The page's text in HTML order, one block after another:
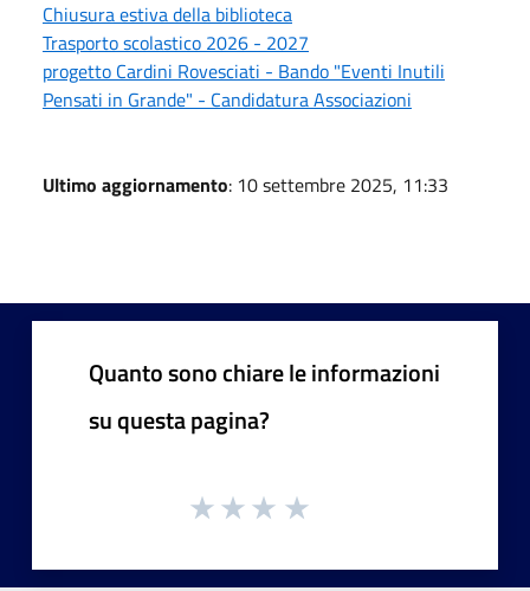
Chiusura estiva della biblioteca
Trasporto scolastico 2026 - 2027
progetto Cardini Rovesciati - Bando "Eventi Inutili
Pensati in Grande" - Candidatura Associazioni
Ultimo aggiornamento: 10 settembre 2025, 11:33
Quanto sono chiare le informazioni
su questa pagina?